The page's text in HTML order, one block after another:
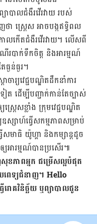
ាបាល​​ជំងឺ​រវើ​រវាយ​ របស់​
ា ស្ត្រេស ​អាច​បង្ក​​ឥទ្ធិពល​​
កើត​ជំងឺ​រវើ​រវាយ​។​ លើស​ពី​
រ​បាក់​ទឹក​ចិត្ត និងអារម្មណ៍​
ងន់​ធ្ងរ។
ចារ្យ​វេជ្ជបណ្ឌិត​ដឹក​នាំ​ការ​
ៀត​ ដើម្បី​បញ្ជាក់​​កាន់​តែ​ច្បាស់​
េសខ្លាំង ក្រុម​វេជ្ជបណ្ឌិត​
សាហ៍​ធ្វើ​សកម្មភាព​សម្រាប់​
សមាធិ យ៉ូ​ហ្គា ​និង​​​​កម្សាន្ត​​​​ដូច​
យ​អារម្មណ៍​បាន​ប្រសើរ៕
ភាព​អ្នក ជម្រើស​ល្អ​បំផុត
ពេទ្យ​ជំនាញ។ Hello
រោគវិនិច្ឆ័យ ឬ​ព្យាបាល​ជូន​